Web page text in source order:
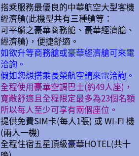
搭乘服務最優良的中華航空大型客機
經濟艙(此機型共有三種艙等：
可平躺之豪華商務艙、豪華經濟艙、
經濟艙)，便捷舒適。
如欲升等商務艙或豪華經濟艙可來電
洽詢。
假如您想搭乘長榮航空請來電洽詢。
全程使用豪華空調巴士(約49人座)，
寬敞舒適且全程限定最多為23個名額
所以每人至少可享有兩個座位。
提供免費SIM卡(每人1張) 或 WI-FI 機
(兩人一機)
全程住宿五星頂級豪華HOTEL(共十